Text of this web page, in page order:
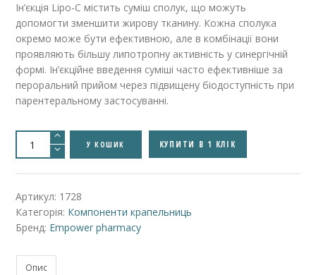
Ін’єкція Lipo-C містить суміш сполук, що можуть
допомогти зменшити жирову тканину. Кожна сполука
окремо може бути ефективною, але в комбінації вони
проявляють більшу липотропну активність у синергічній
формі. Ін’єкційне введення суміші часто ефективніше за
пероральний прийом через підвищену біодоступність при
парентеральному застосуванні.
Lipo-
(MIC)
-
C
(MIC)
ін'єкція
кількість
У КОШИК КУПИТИ В 1 КЛІК
Артикул: 1728
Категорія: Компоненти крапельниць
Бренд: Empower pharmacy
Опис